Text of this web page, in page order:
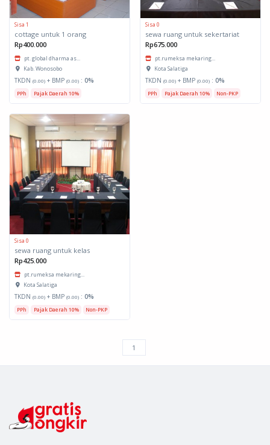
Sisa 1
cottage untuk 1 orang
Rp400.000
pt. global dharma as...
Kab. Wonosobo
TKDN (0.00) + BMP (0.00) : 0%
PPh Pajak Daerah 10%
Sisa 0
sewa ruang untuk sekertariat
Rp675.000
pt.rumeksa mekaring...
Kota Salatiga
TKDN (0.00) + BMP (0.00) : 0%
PPh Pajak Daerah 10% Non-PKP
Sisa 0
sewa ruang untuk kelas
Rp425.000
pt.rumeksa mekaring...
Kota Salatiga
TKDN (0.00) + BMP (0.00) : 0%
PPh Pajak Daerah 10% Non-PKP